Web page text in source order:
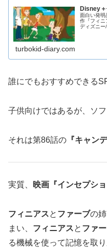
Disney
面白い発明
作『フィニ
ディズニー
turbokid-diary.com
誰にでもおすすめできる
子供向けではあるが、ソ
それは第86話の 『キャン
実質、 映画『インセプショ
フィニアスと ファーブの姉
まい、 フィニアスと ファ
る機械を使って記憶を取